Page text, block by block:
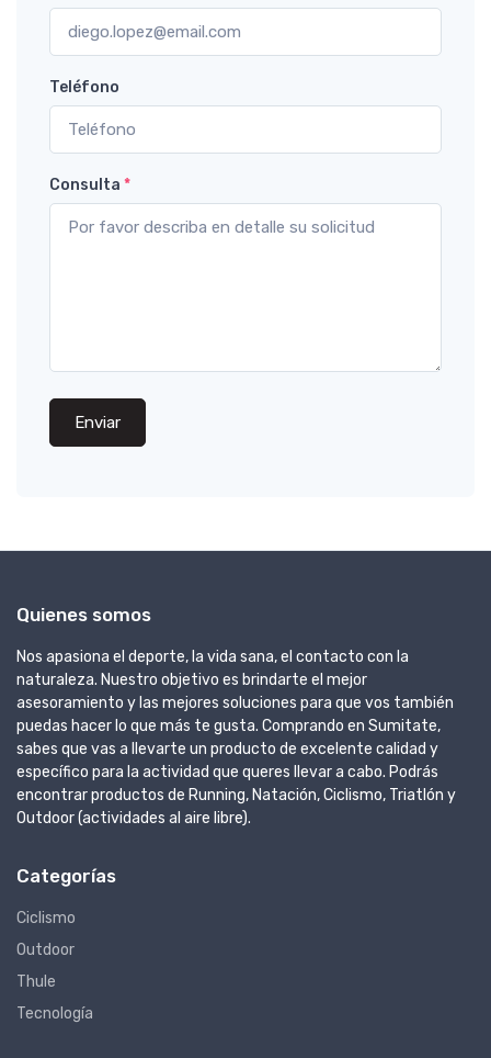
Teléfono
Consulta *
Enviar
Quienes somos
Nos apasiona el deporte, la vida sana, el contacto con la
naturaleza. Nuestro objetivo es brindarte el mejor
asesoramiento y las mejores soluciones para que vos también
puedas hacer lo que más te gusta. Comprando en Sumitate,
sabes que vas a llevarte un producto de excelente calidad y
específico para la actividad que queres llevar a cabo. Podrás
encontrar productos de Running, Natación, Ciclismo, Triatlón y
Outdoor (actividades al aire libre).
Categorías
Ciclismo
Outdoor
Thule
Tecnología